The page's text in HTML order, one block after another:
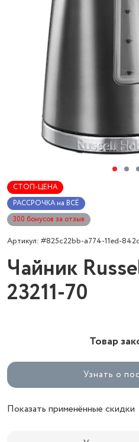
СТОП-ЦЕНА
РАССРОЧКА на ВСЁ
300 бонусов за отзыв
Артикул: #825c22bb-a774-11ed-
Чайник
23211-70
Товар
Узнать о
Показать применённые скидки